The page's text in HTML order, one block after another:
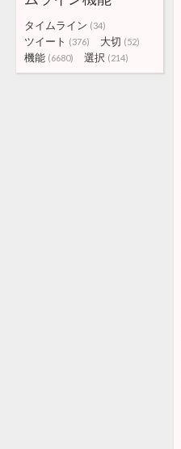
タイムライン (34)
ツイート (376) 大切 (52)
機能 (6680) 選択 (214)